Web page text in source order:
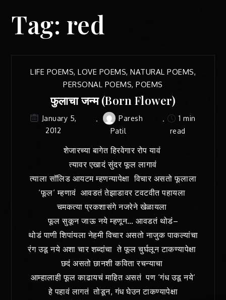
Tag: red
LIFE POEMS, LOVE POEMS, NATURAL POEMS,
PERSONAL POEMS,POEMS
फुलाचा जन्म (Born Flower)
January 5,
2012
Paresh
Patil
1 min
read
शेजारच्या बागेत हिरवेगार रोप यावं
त्यावर एखादं सुंदर फूल लागावं
त्याला सॉलिड आयटम म्हणन्यापेक्षा विचार असतो फूलाला
‘फूल‘ म्हणावं आवडतं तेझाडावर टवटवीत पहायला
चमकत्या प्रकशासंगे नजरेने खेळायला
फूल सुकून जाऊ नये म्हणून… आवडतं थोडं–
थोडं पाणी शिपांयला नेहमी विचार असतो नाजुक पाकल्यांचा
रंग उडू नये अशा चार शब्दांचा ते फूल चुर्घलून टाकण्यापेक्षा
छदं असतो छानशी कविता रचन्याचा
आम्हालाही फूल काढायचं माहित असतं पण ‘गंध उडू नये‘
हे पहावं लागतं तोडून, गंध घेउन टाकण्यापेक्षा